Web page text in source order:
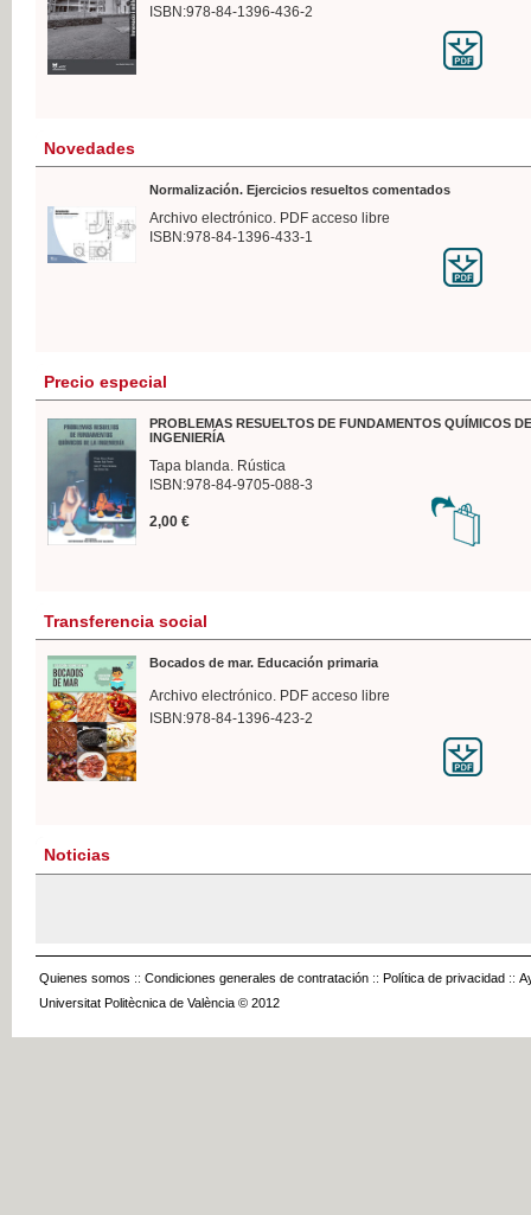
ISBN:978-84-1396-436-2
Novedades
Normalización. Ejercicios resueltos comentados
Archivo electrónico. PDF acceso libre
ISBN:978-84-1396-433-1
Precio especial
PROBLEMAS RESUELTOS DE FUNDAMENTOS QUÍMICOS
INGENIERÍA
Tapa blanda. Rústica
ISBN:978-84-9705-088-3
2,00 €
Transferencia social
Bocados de mar. Educación primaria
Archivo electrónico. PDF acceso libre
ISBN:978-84-1396-423-2
Noticias
Quienes somos :: Condiciones generales de contratación :: Política de privacidad ::
Universitat Politècnica de València © 2012